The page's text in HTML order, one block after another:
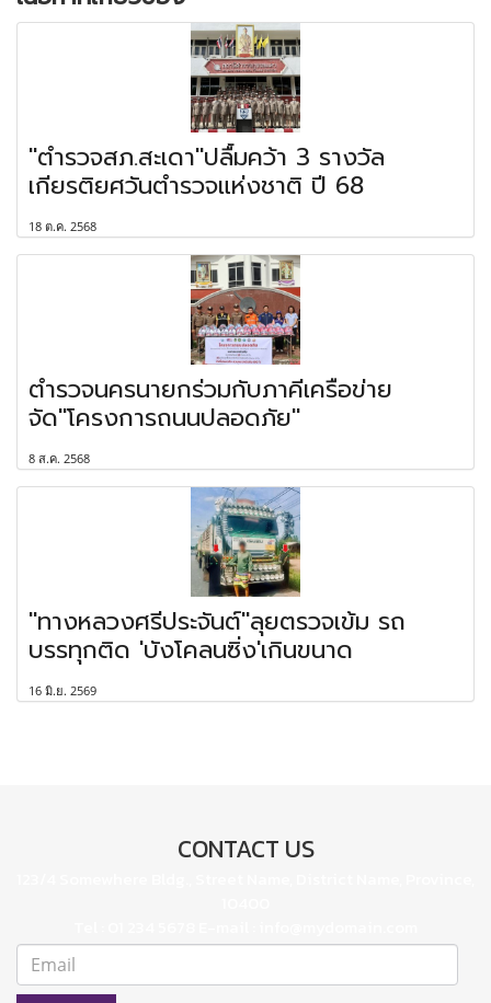
"ตำรวจสภ.สะเดา"ปลื้มคว้า 3 รางวัล
เกียรติยศวันตำรวจแห่งชาติ ปี 68
18 ต.ค. 2568
ตำรวจนครนายกร่วมกับภาคีเครือข่าย
จัด"โครงการถนนปลอดภัย"
8 ส.ค. 2568
"ทางหลวงศรีประจันต์"ลุยตรวจเข้ม รถ
บรรทุกติด 'บังโคลนซิ่ง'เกินขนาด
16 มิ.ย. 2569
CONTACT US